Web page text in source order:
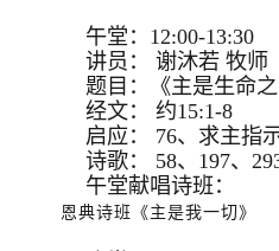
午堂：12:00-13:30
讲员：
谢沐若 牧师
题目：
《主是生命之
经文：
约15:1-8
启应：
76、求主指
诗歌：
58、197、293
午堂献唱诗班：
恩典诗班《主是我一切》